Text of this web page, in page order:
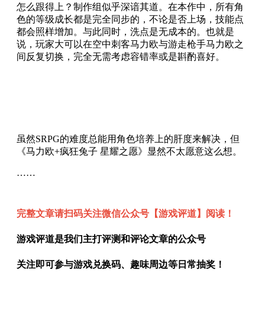
怎么跟得上？制作组似乎深谙其道。在本作中，所有角
色的等级成长都是完全同步的，不论是否上场，技能点
都会照样增加。与此同时，洗点是无成本的。也就是
说，玩家大可以在空中刺客马力欧与游走枪手马力欧之
间反复切换，完全无需考虑容错率或是斟酌喜好。
虽然SRPG的难度总能用角色培养上的肝度来解决，但
《马力欧+疯狂兔子 星耀之愿》显然不太愿意这么想。
……
完整文章请扫码关注微信公众号【游戏评道】阅读！
游戏评道是我们主打评测和评论文章的公众号
关注即可参与游戏兑换码、趣味周边等日常抽奖！